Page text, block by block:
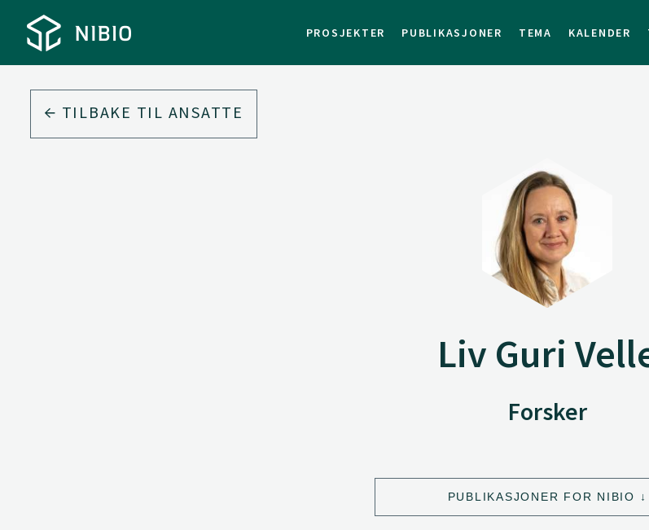
PROSJEKTER PUBLIKASJONER TEMA KALENDER
TILBAKE TIL ANSATTE
Liv Guri
Forsker
PUBLIKASJONER FOR NIBIO